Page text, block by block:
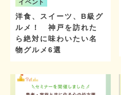
イベント
洋食、スイーツ、B級グ
ルメ！ 神戸を訪れた
ら絶対に味わいたい名
物グルメ6選